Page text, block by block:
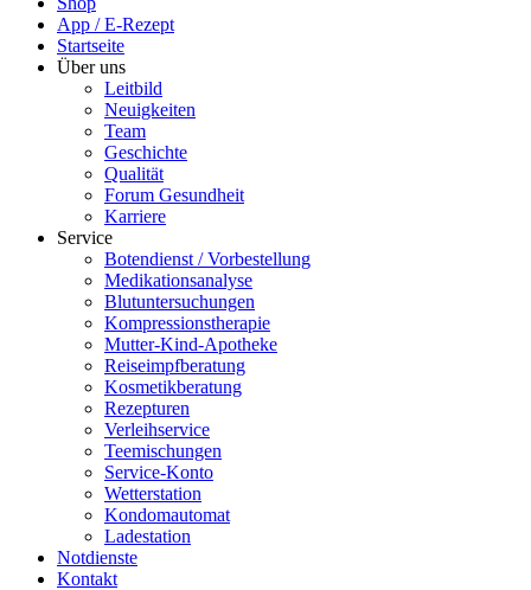
App / E-Rezept
Startseite
Über uns
Leitbild
Neuigkeiten
Team
Geschichte
Qualität
Forum Gesundheit
Karriere
Service
Botendienst / Vorbestellung
Medikationsanalyse
Blutuntersuchungen
Kompressionstherapie
Mutter-Kind-Apotheke
Reiseimpfberatung
Kosmetikberatung
Rezepturen
Verleihservice
Teemischungen
Service-Konto
Wetterstation
Kondomautomat
Ladestation
Notdienste
Kontakt